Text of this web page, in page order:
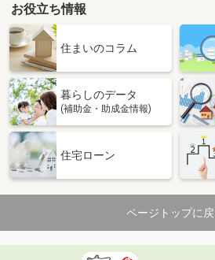
お役立ち情報
住まいのコラム
暮らしのデータ
(補助金・助成金情報)
住宅ローン
ページトップに戻